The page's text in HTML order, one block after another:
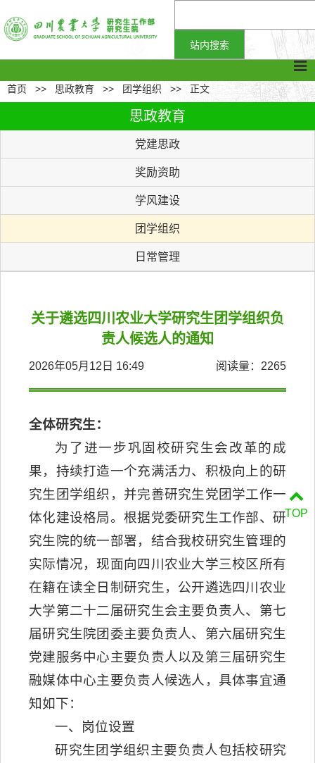
首页 >> 思政教育 >> 团学组织 >> 正文
思政教育
党建思政
奖励资助
学风建设
团学组织
日常管理
关于遴选四川农业大学研究生团学组织负
责人候选人的通知
2026年05月12日 16:49 阅读量： 2265
全体研究生：
为了进一步巩固校研究生会改革的成
果，持续打造一个充满活力、积极向上的研
究生团学组织，并完善研究生党团学工作一
体化建设格局。根据党委研究生工作部、研
究生院的统一部署，结合我校研究生管理的
实际情况，现面向四川农业大学三校区所有
在籍在读全日制研究生，公开遴选四川农业
大学第二十二届研究生会主要负责人、第七
届研究生院团委主要负责人、第六届研究生
党建服务中心主要负责人以及第三届研究生
融媒体中心主要负责人候选人，具体事宜通
知如下：
一、岗位设置
研究生团学组织主要负责人包括校研究
TOP